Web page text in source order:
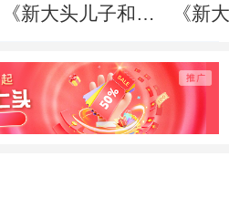
《新大头儿子和小
季） 有条理的一
家子
《新
季）
行家